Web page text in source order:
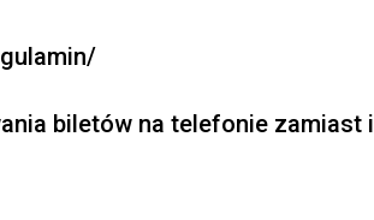
biletów na telefonie zamiast